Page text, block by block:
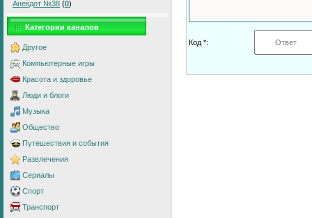
Анекдот №38 (0)
Категории каналов
Другое
Компьютерные игры
Красота и здоровье
Люди и блоги
Музыка
Общество
Путешествия и события
Развлечения
Сериалы
Спорт
Транспорт
Код *: